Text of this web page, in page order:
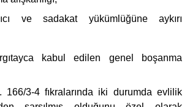
ve sadakat yükümlüğüne aykırı
kabul edilen genel boşanma
166/3-4 fıkralarında iki durumda evlilik